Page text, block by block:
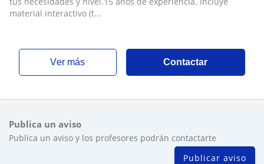
material interactivo (t...
ver más Contactar
Publica un aviso
Publica un aviso y los profesores podrán contactarte
Publicar aviso